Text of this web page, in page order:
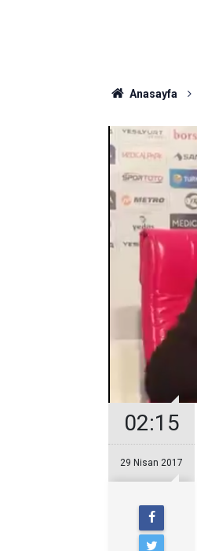
Anasayfa
02:15
29 Nisan 2017